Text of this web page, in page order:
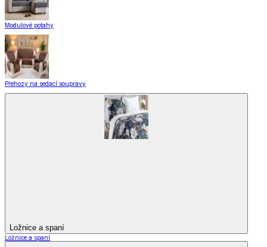
Modulové potahy
Přehozy na sedací soupravy
Ložnice a spaní
Ložnice a spaní